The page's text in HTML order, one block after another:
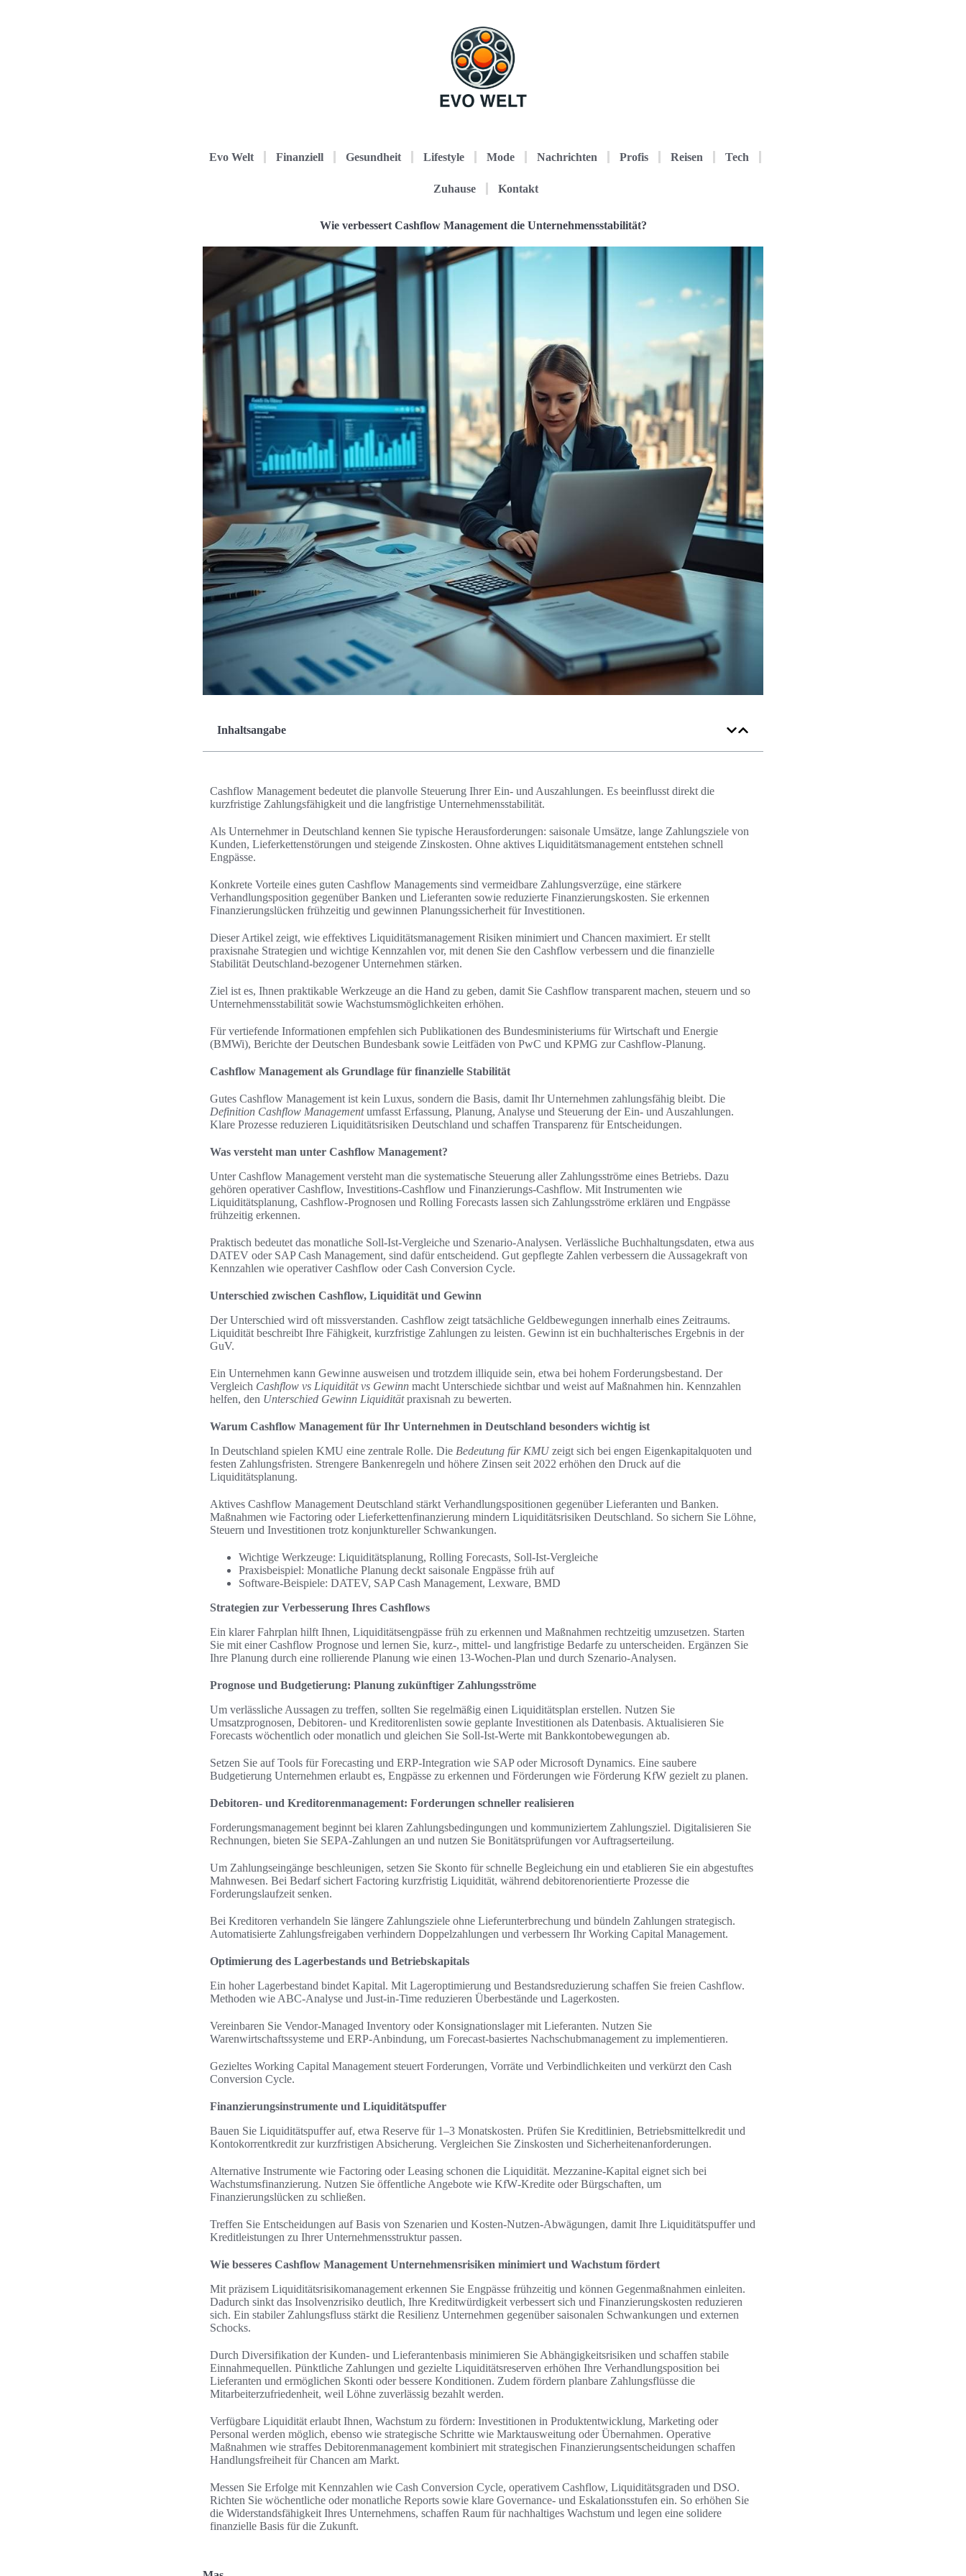
Evo Welt Finanziell Gesundheit Lifestyle Mode Nachrichten Profis Reisen Tech
Zuhause Kontakt
Wie verbessert Cashflow Management die Unternehmensstabilität?
Inhaltsangabe
Cashflow Management bedeutet die planvolle Steuerung Ihrer Ein- und Auszahlungen. Es beeinflusst direkt die
kurzfristige Zahlungsfähigkeit und die langfristige Unternehmensstabilität.
Als Unternehmer in Deutschland kennen Sie typische Herausforderungen: saisonale Umsätze, lange Zahlungsziele von
Kunden, Lieferkettenstörungen und steigende Zinskosten. Ohne aktives Liquiditätsmanagement entstehen schnell
Engpässe.
Konkrete Vorteile eines guten Cashflow Managements sind vermeidbare Zahlungsverzüge, eine stärkere
Verhandlungsposition gegenüber Banken und Lieferanten sowie reduzierte Finanzierungskosten. Sie erkennen
Finanzierungslücken frühzeitig und gewinnen Planungssicherheit für Investitionen.
Dieser Artikel zeigt, wie effektives Liquiditätsmanagement Risiken minimiert und Chancen maximiert. Er stellt
praxisnahe Strategien und wichtige Kennzahlen vor, mit denen Sie den Cashflow verbessern und die finanzielle
Stabilität Deutschland-bezogener Unternehmen stärken.
Ziel ist es, Ihnen praktikable Werkzeuge an die Hand zu geben, damit Sie Cashflow transparent machen, steuern und so
Unternehmensstabilität sowie Wachstumsmöglichkeiten erhöhen.
Für vertiefende Informationen empfehlen sich Publikationen des Bundesministeriums für Wirtschaft und Energie
(BMWi), Berichte der Deutschen Bundesbank sowie Leitfäden von PwC und KPMG zur Cashflow-Planung.
Cashflow Management als Grundlage für finanzielle Stabilität
Gutes Cashflow Management ist kein Luxus, sondern die Basis, damit Ihr Unternehmen zahlungsfähig bleibt. Die
Definition Cashflow Managementumfasst Erfassung, Planung, Analyse und Steuerung der Ein- und Auszahlungen.
Klare Prozesse reduzieren Liquiditätsrisiken Deutschland und schaffen Transparenz für Entscheidungen.
Was versteht man unter Cashflow Management?
Unter Cashflow Management versteht man die systematische Steuerung aller Zahlungsströme eines Betriebs. Dazu
gehören operativer Cashflow, Investitions-Cashflow und Finanzierungs-Cashflow. Mit Instrumenten wie
Liquiditätsplanung, Cashflow-Prognosen und Rolling Forecasts lassen sich Zahlungsströme erklären und Engpässe
frühzeitig erkennen.
Praktisch bedeutet das monatliche Soll-Ist-Vergleiche und Szenario-Analysen. Verlässliche Buchhaltungsdaten, etwa aus
DATEV oder SAP Cash Management, sind dafür entscheidend. Gut gepflegte Zahlen verbessern die Aussagekraft von
Kennzahlen wie operativer Cashflow oder Cash Conversion Cycle.
Unterschied zwischen Cashflow, Liquidität und Gewinn
Der Unterschied wird oft missverstanden. Cashflow zeigt tatsächliche Geldbewegungen innerhalb eines Zeitraums.
Liquidität beschreibt Ihre Fähigkeit, kurzfristige Zahlungen zu leisten. Gewinn ist ein buchhalterisches Ergebnis in der
GuV.
Ein Unternehmen kann Gewinne ausweisen und trotzdem illiquide sein, etwa bei hohem Forderungsbestand. Der
Vergleich Cashflow vs Liquidität vs Gewinn macht Unterschiede sichtbar und weist auf Maßnahmen hin. Kennzahlen
helfen, den Unterschied Gewinn Liquiditätpraxisnah zu bewerten.
Warum Cashflow Management für Ihr Unternehmen in Deutschland besonders wichtig ist
In Deutschland spielen KMU eine zentrale Rolle. Die Bedeutung für KMUzeigt sich bei engen Eigenkapitalquoten und
festen Zahlungsfristen. Strengere Bankenregeln und höhere Zinsen seit 2022 erhöhen den Druck auf die
Liquiditätsplanung.
Aktives Cashflow Management Deutschland stärkt Verhandlungspositionen gegenüber Lieferanten und Banken.
Maßnahmen wie Factoring oder Lieferkettenfinanzierung mindern Liquiditätsrisiken Deutschland. So sichern Sie Löhne,
Steuern und Investitionen trotz konjunktureller Schwankungen.
Wichtige Werkzeuge: Liquiditätsplanung, Rolling Forecasts, Soll-Ist-Vergleiche
Praxisbeispiel: Monatliche Planung deckt saisonale Engpässe früh auf
Software-Beispiele: DATEV, SAP Cash Management, Lexware, BMD
Strategien zur Verbesserung Ihres Cashflows
Ein klarer Fahrplan hilft Ihnen, Liquiditätsengpässe früh zu erkennen und Maßnahmen rechtzeitig umzusetzen. Starten
Sie mit einer Cashflow Prognose und lernen Sie, kurz-, mittel- und langfristige Bedarfe zu unterscheiden. Ergänzen Sie
Ihre Planung durch eine rollierende Planung wie einen 13‑Wochen‑Plan und durch Szenario‑Analysen.
Prognose und Budgetierung: Planung zukünftiger Zahlungsströme
Um verlässliche Aussagen zu treffen, sollten Sie regelmäßig einen Liquiditätsplan erstellen. Nutzen Sie
Umsatzprognosen, Debitoren‑ und Kreditorenlisten sowie geplante Investitionen als Datenbasis. Aktualisieren Sie
Forecasts wöchentlich oder monatlich und gleichen Sie Soll‑Ist‑Werte mit Bankkontobewegungen ab.
Setzen Sie auf Tools für Forecasting und ERP‑Integration wie SAP oder Microsoft Dynamics. Eine saubere
Budgetierung Unternehmen erlaubt es, Engpässe zu erkennen und Förderungen wie Förderung KfW gezielt zu planen.
Debitoren- und Kreditorenmanagement: Forderungen schneller realisieren
Forderungsmanagement beginnt bei klaren Zahlungsbedingungen und kommuniziertem Zahlungsziel. Digitalisieren Sie
Rechnungen, bieten Sie SEPA‑Zahlungen an und nutzen Sie Bonitätsprüfungen vor Auftragserteilung.
Um Zahlungseingänge beschleunigen, setzen Sie Skonto für schnelle Begleichung ein und etablieren Sie ein abgestuftes
Mahnwesen. Bei Bedarf sichert Factoring kurzfristig Liquidität, während debitorenorientierte Prozesse die
Forderungslaufzeit senken.
Bei Kreditoren verhandeln Sie längere Zahlungsziele ohne Lieferunterbrechung und bündeln Zahlungen strategisch.
Automatisierte Zahlungsfreigaben verhindern Doppelzahlungen und verbessern Ihr Working Capital Management.
Optimierung des Lagerbestands und Betriebskapitals
Ein hoher Lagerbestand bindet Kapital. Mit Lageroptimierung und Bestandsreduzierung schaffen Sie freien Cashflow.
Methoden wie ABC‑Analyse und Just-in-Time reduzieren Überbestände und Lagerkosten.
Vereinbaren Sie Vendor‑Managed Inventory oder Konsignationslager mit Lieferanten. Nutzen Sie
Warenwirtschaftssysteme und ERP‑Anbindung, um Forecast‑basiertes Nachschubmanagement zu implementieren.
Gezieltes Working Capital Management steuert Forderungen, Vorräte und Verbindlichkeiten und verkürzt den Cash
Conversion Cycle.
Finanzierungsinstrumente und Liquiditätspuffer
Bauen Sie Liquiditätspuffer auf, etwa Reserve für 1–3 Monatskosten. Prüfen Sie Kreditlinien, Betriebsmittelkredit und
Kontokorrentkredit zur kurzfristigen Absicherung. Vergleichen Sie Zinskosten und Sicherheitenanforderungen.
Alternative Instrumente wie Factoring oder Leasing schonen die Liquidität. Mezzanine‑Kapital eignet sich bei
Wachstumsfinanzierung. Nutzen Sie öffentliche Angebote wie KfW‑Kredite oder Bürgschaften, um
Finanzierungslücken zu schließen.
Treffen Sie Entscheidungen auf Basis von Szenarien und Kosten‑Nutzen‑Abwägungen, damit Ihre Liquiditätspuffer und
Kreditleistungen zu Ihrer Unternehmensstruktur passen.
Wie besseres Cashflow Management Unternehmensrisiken minimiert und Wachstum fördert
Mit präzisem Liquiditätsrisikomanagement erkennen Sie Engpässe frühzeitig und können Gegenmaßnahmen einleiten.
Dadurch sinkt das Insolvenzrisiko deutlich, Ihre Kreditwürdigkeit verbessert sich und Finanzierungskosten reduzieren
sich. Ein stabiler Zahlungsfluss stärkt die Resilienz Unternehmen gegenüber saisonalen Schwankungen und externen
Schocks.
Durch Diversifikation der Kunden- und Lieferantenbasis minimieren Sie Abhängigkeitsrisiken und schaffen stabile
Einnahmequellen. Pünktliche Zahlungen und gezielte Liquiditätsreserven erhöhen Ihre Verhandlungsposition bei
Lieferanten und ermöglichen Skonti oder bessere Konditionen. Zudem fördern planbare Zahlungsflüsse die
Mitarbeiterzufriedenheit, weil Löhne zuverlässig bezahlt werden.
Verfügbare Liquidität erlaubt Ihnen, Wachstum zu fördern: Investitionen in Produktentwicklung, Marketing oder
Personal werden möglich, ebenso wie strategische Schritte wie Marktausweitung oder Übernahmen. Operative
Maßnahmen wie straffes Debitorenmanagement kombiniert mit strategischen Finanzierungsentscheidungen schaffen
Handlungsfreiheit für Chancen am Markt.
Messen Sie Erfolge mit Kennzahlen wie Cash Conversion Cycle, operativem Cashflow, Liquiditätsgraden und DSO.
Richten Sie wöchentliche oder monatliche Reports sowie klare Governance- und Eskalationsstufen ein. So erhöhen Sie
die Widerstandsfähigkeit Ihres Unternehmens, schaffen Raum für nachhaltiges Wachstum und legen eine solidere
finanzielle Basis für die Zukunft.